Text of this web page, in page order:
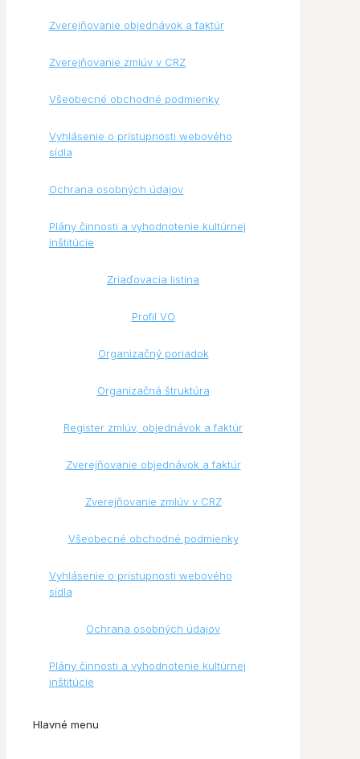
Zverejňovanie objednávok a faktúr
Zverejňovanie zmlúv v CRZ
Všeobecné obchodné podmienky
Vyhlásenie o prístupnosti webového
sídla
Ochrana osobných údajov
Plány činnosti a vyhodnotenie kultúrnej
inštitúcie
Zriaďovacia listina
Profil VO
Organizačný poriadok
Organizačná štruktúra
Register zmlúv, objednávok a faktúr
Zverejňovanie objednávok a faktúr
Zverejňovanie zmlúv v CRZ
Všeobecné obchodné podmienky
Vyhlásenie o prístupnosti webového
sídla
Ochrana osobných údajov
Plány činnosti a vyhodnotenie kultúrnej
inštitúcie
Hlavné menu